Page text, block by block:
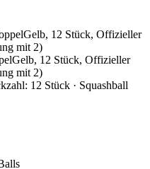
12 Stück, Offizieller
mit 2)
12 Stück · Squashball